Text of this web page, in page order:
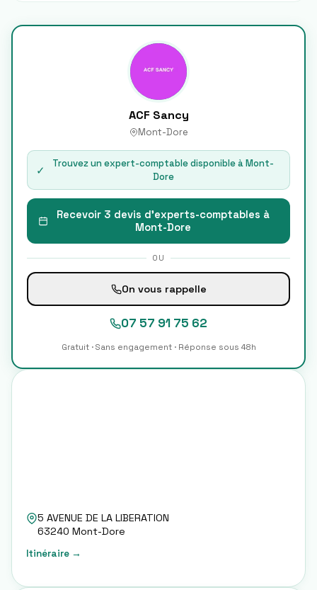
ACF Sancy
Mont-Dore
✓ Trouvez un expert-comptable disponible àMont-
Dore
Recevoir 3 devis d'experts-comptables à
Mont-Dore
OU
On vous rappelle
07 57 91 75 62
Gratuit · Sans engagement · Réponse sous 48h
5 AVENUE DE LA LIBERATION
63240 Mont-Dore
Itinéraire →